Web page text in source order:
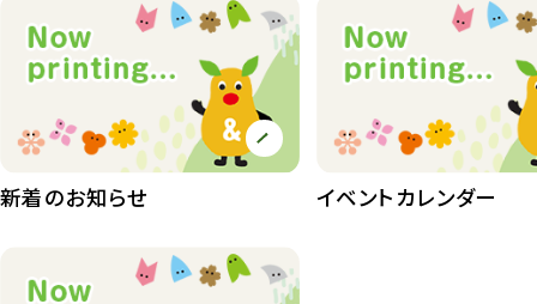
407
植物園長の庭
植物園 その他 423
83
新着のお知らせ イベントカレンダー